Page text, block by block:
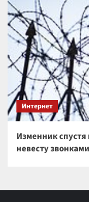
Интернет
Изменник
невесту